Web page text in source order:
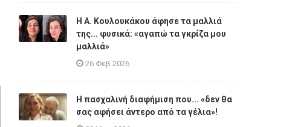
Η A. Κουλουκάκου άφησε τα μαλλιά
της... φυσικά: «αγαπώ τα γκρίζα μου
μαλλιά»
26 Φεβ 2026
Η πασχαλινή διαφήμιση που... «δεν θα
σας αφήσει άντερο από τα γέλια»!